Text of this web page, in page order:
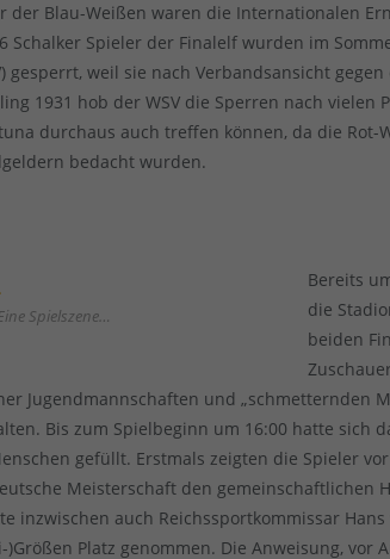
der Blau-Weißen waren die Internationalen
Schalker Spieler der Finalelf wurden im
gesperrt, weil sie nach Verbandsansicht
1931 hob der WSV die Sperren nach vielen
durchaus auch treffen können, da die Rot-
bedacht wurden.
Spielszene…
Bereits
die
beiden
Jugendmannschaften und „schmetternden
Bis zum Spielbeginn um 16:00 hatte sich
gefüllt. Erstmals zeigten die Spieler
Meisterschaft den gemeinschaftlichen
inzwischen auch Reichssportkommissar
)Größen Platz genommen. Die Anweisung, vor